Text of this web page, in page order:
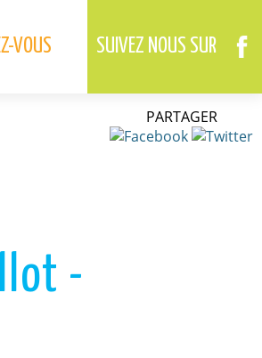
SUIVEZ NOUS SUR
VOUS
-
PARTAGER